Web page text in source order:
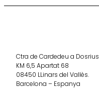
Ctra de Cardedeu a Dosrius
KM 6,5 Apartat 68
08450 LLinars del Vallès.
Barcelona – Espanya